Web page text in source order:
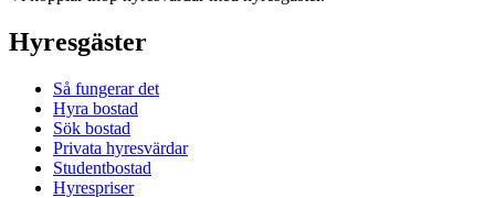
Hyresgäster
Så fungerar det
Hyra bostad
Sök bostad
Privata hyresvärdar
Studentbostad
Hyrespriser